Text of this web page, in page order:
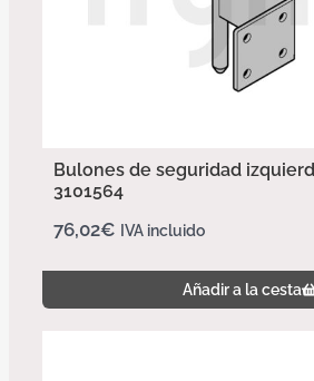
Bulones de seguridad
3101564
76,02€ IVA incluido
Añadir a la cesta